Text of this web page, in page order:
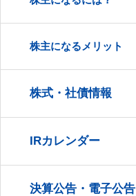
株主になるメリット
株式・社債情報
IRカレンダー
決算公告・電子公告